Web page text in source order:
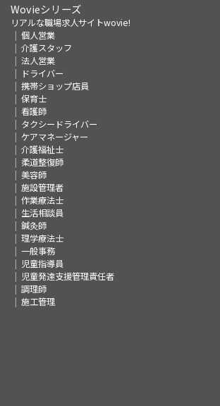
Wovieシリーズ
リアルな職場求人サイトwovie!
個人営業
介護スタッフ
法人営業
ドライバー
携帯ショップ店員
保育士
看護師
タクシードライバー
ケアマネージャー
介護福祉士
柔道整復師
美容師
施設管理者
作業療法士
生活相談員
鍼灸師
理学療法士
一般事務
児童指導員
児童発達支援管理責任者
調理師
施工管理